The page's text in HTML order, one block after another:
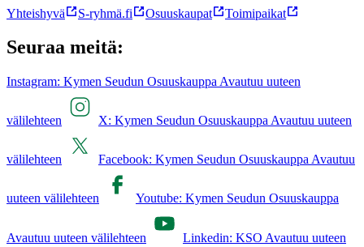
Yhteishyvä S-ryhmä.fi Osuuskaupat Toimipaikat
Seuraa meitä:
Instagram: Kymen Seudun Osuuskauppa Avautuu uuteen
välilehteen X: Kymen Seudun Osuuskauppa Avautuu uuteen
välilehteen Facebook: Kymen Seudun Osuuskauppa Avautuu
uuteen välilehteen Youtube: Kymen Seudun Osuuskauppa
Avautuu uuteen välilehteen Linkedin: KSO Avautuu uuteen